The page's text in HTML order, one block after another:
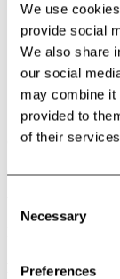
We use
provide social
We also share
our social
may combine it
provided to
of their
Selection
Necessary
Preferences
Forside
Rustfri tanke
Procestanke
300 liter
Tilbage til
300 liter
02-0468
Beskrivelse